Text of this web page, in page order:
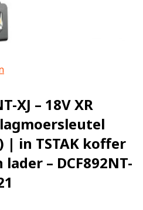
XJ – 18V XR
in TSTAK koffer
– DCF892NT-